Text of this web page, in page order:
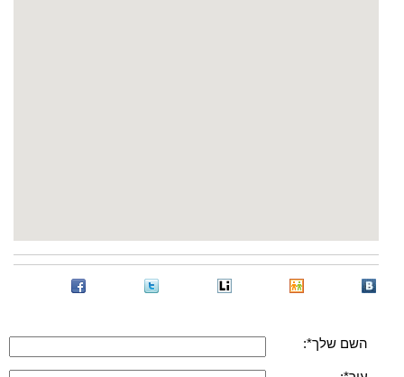
השם שלך*: